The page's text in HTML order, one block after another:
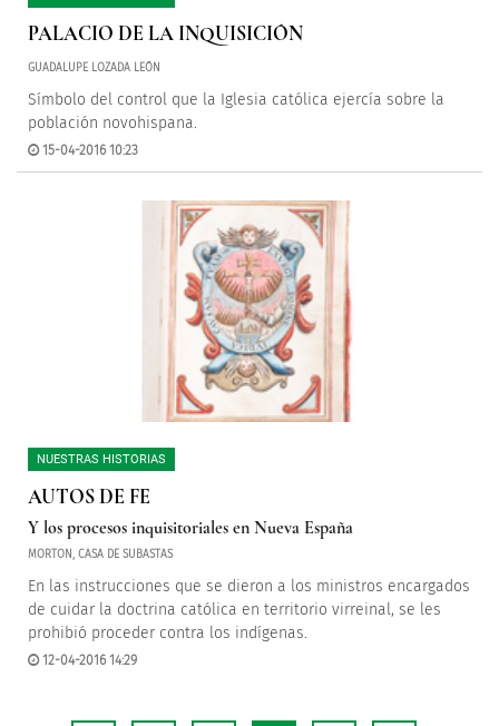
PALACIO DE LA INQUISICIÓN
GUADALUPE LOZADA LEÓN
Símbolo del control que la Iglesia católica ejercía sobre la
población novohispana.
15-04-2016 10:23
NUESTRAS HISTORIAS
AUTOS DE FE
Y los procesos inquisitoriales en Nueva España
MORTON, CASA DE SUBASTAS
En las instrucciones que se dieron a los ministros encargados
de cuidar la doctrina católica en territorio virreinal, se les
prohibió proceder contra los indígenas.
12-04-2016 14:29